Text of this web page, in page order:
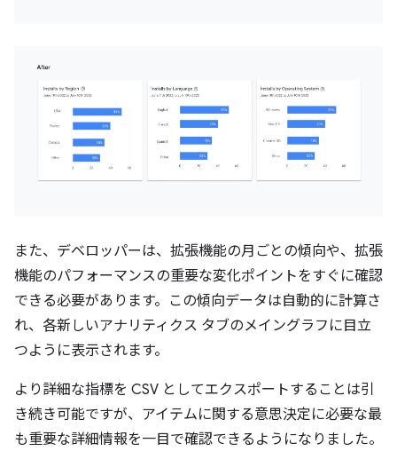
また、デベロッパーは、拡張機能の月ごとの傾向や、拡張
機能のパフォーマンスの重要な変化ポイントをすぐに確認
できる必要があります。この傾向データは自動的に計算さ
れ、各新しいアナリティクス タブのメイングラフに目立
つように表示されます。
より詳細な指標を CSV としてエクスポートすることは引
き続き可能ですが、アイテムに関する意思決定に必要な最
も重要な詳細情報を一目で確認できるようになりました。